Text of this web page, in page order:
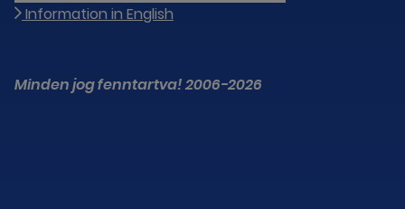
Information in English
Minden jog fenntartva! 2006-2026